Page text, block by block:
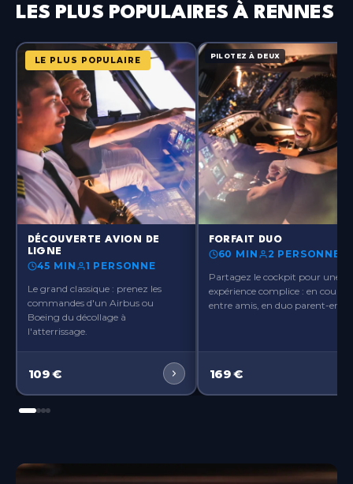
Île-de-France
Paris-Ouest
Île-de-France
Paris-Roissy
Île-de-France
Pau
Nouvelle-Aquitaine
Rennes
Bretagne
Toulouse
Occitanie
LES PLUS POPULAIRES À RENNES
LE PLUS POPULAIRE
?>
DÉCOUVERTE AVION DE
LIGNE
45 MIN
1 PERSONNE
Le grand classique : prenez les
commandes d'un Airbus ou
Boeing du décollage à
l'atterrissage.
109€
PILOTEZ À DEUX
?>
FORFAIT DUO
60 MIN
2 PERSONNES
Partagez le cockpit pour une
expérience complice : en couple,
entre amis, en duo parent-
169€